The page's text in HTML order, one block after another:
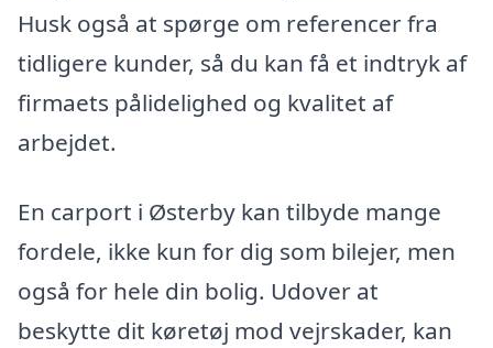
Husk også at spørge om referencer fra
tidligere kunder, så du kan få et indtryk af
firmaets pålidelighed og kvalitet af
arbejdet.
En carport i Østerby kan tilbyde mange
fordele, ikke kun for dig som bilejer, men
også for hele din bolig. Udover at
beskytte dit køretøj mod vejrskader, kan